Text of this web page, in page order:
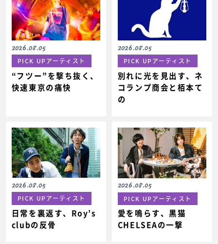
2026.08.05
PICK UPアーティスト
“フツー”を撃ち抜く、
快速東京の痛快
2026.08.05
PICK UPアーティスト
別れに光を見出す、ネ
コランプ商会と栢本て
の
2026.08.05
PICK UPアーティスト
日常を裏返す、Roy’s
clubの反骨
2026.08.05
PICK UPアーティスト
愛を鳴らす、黒猫
CHELSEAの一撃